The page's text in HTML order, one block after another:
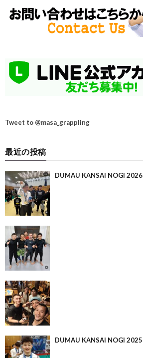
Tweet to @masa_grappling
最近の投稿
DUMAU KANSAI NOGI 2026
DUMAU KANSAI NOGI 2025